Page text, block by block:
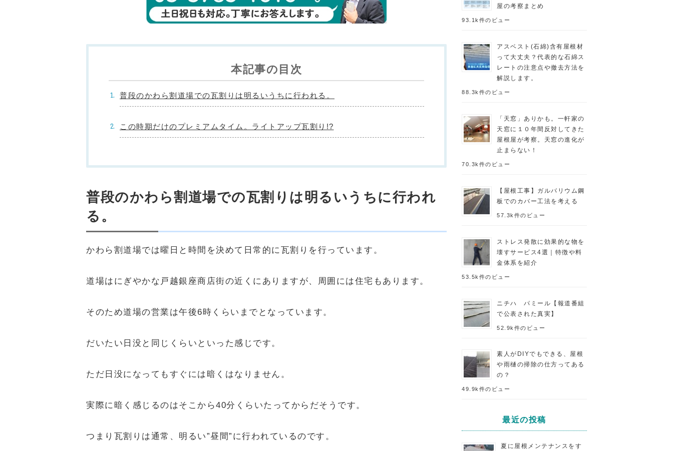
本記事の目次
普段のかわら割道場での瓦割りは明るいうちに行われる。
この時期だけのプレミアムタイム。ライトアップ瓦割り!?
普段のかわら割道場での瓦割りは明るいうちに行われ
る。
かわら割道場では曜日と時間を決めて日常的に瓦割りを行っています。
道場はにぎやかな戸越銀座商店街の近くにありますが、周囲には住宅もあります。
そのため道場の営業は午後6時くらいまでとなっています。
だいたい日没と同じくらいといった感じです。
ただ日没になってもすぐには暗くはなりません。
実際に暗く感じるのはそこから40分くらいたってからだそうです。
つまり瓦割りは通常、明るい”昼間”に行われているのです。
屋の考察まとめ
93.1k件のビュー
アスベスト(石綿)含有屋根材
って大丈夫？代表的な石綿ス
レートの注意点や撤去方法を
解説します。
88.3k件のビュー
「天窓」ありかも。一軒家の
天窓に１０年間反対してきた
屋根屋が考察。天窓の進化が
止まらない！
70.3k件のビュー
【屋根工事】ガルバリウム鋼
板でのカバー工法を考える
57.3k件のビュー
ストレス発散に効果的な物を
壊すサービス4選｜特徴や料
金体系を紹介
53.5k件のビュー
ニチハ パミール【報道番組
で公表された真実】
52.9k件のビュー
素人がDIYでもできる、屋根
や雨樋の掃除の仕方ってある
の？
49.9k件のビュー
最近の投稿
夏に屋根メンテナンスをす